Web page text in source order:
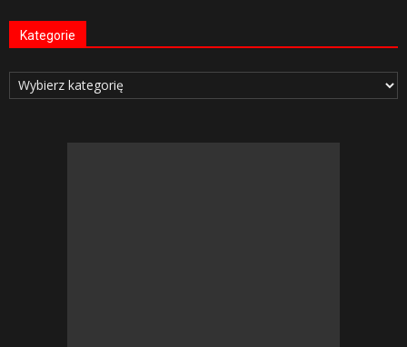
Kategorie
Kategorie